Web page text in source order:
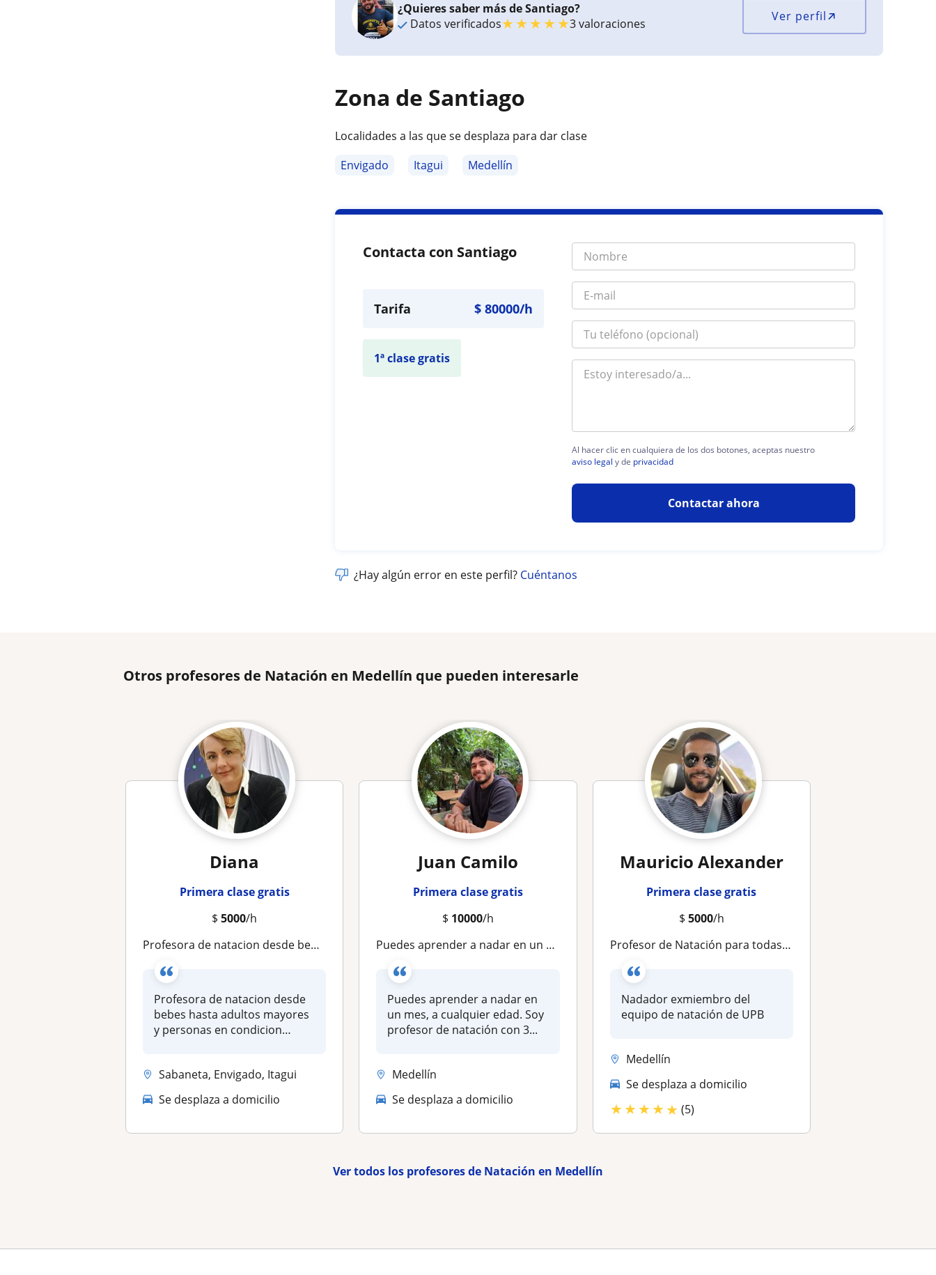
¿Quieres saber más de Santiago?
Datos verificados★★★★★3 valoraciones Ver perfil
Zona de Santiago
Localidades a las que se desplaza para dar clase
Envigado
Itagui Medellín
Contacta con Santiago
Tarifa $80000/h
1ª clase gratis
Al hacer clic en cualquiera de los dos botones, aceptas nuestro
aviso legal y de privacidad
Contactar ahora
¿Hay algún error en este perfil? Cuéntanos
Otros profesores de Natación en Medellín que pueden interesarle
Diana
Primera clase gratis
$5000/h
Profesora de natacion desde bebes hasta adultos mayores y personas en condicion especial, con enfasis en estimulacion motriz
Profesora de natacion desde
bebes hasta adultos mayores
y personas en condicion
Sabaneta, Envigado, Itagui
Se desplaza a domicilio
Juan Camilo
Primera clase gratis
$ 10000/h
Puedes aprender a nadar en un mes, a cualquier edad. Soy profesor de natación con 3 años de experiencia
Puedes aprender a nadar en
un mes, a cualquier edad. Soy
profesor de natación con 3...
Medellín
Se desplaza a domicilio
Mauricio Alexander
Primera clase gratis
$ 5000/h
Profesor de Natación para todas las edades
Nadador exmiembro del
equipo de natación de UPB
Medellín
Se desplaza a domicilio
★★★★★ (5)
Ver todos los profesores de Natación en Medellín